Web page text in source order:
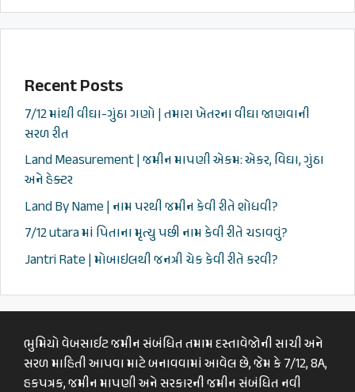
Recent Posts
7/12 માંથી વીઘા-ગુંઠા ગણો | તમારા ખેતરના વીઘા જાણવાની
સરળ રીત
Land Measurement | જમીન માપણી એકમ: એકર, વિઘા, ગુંઠા
અને હેક્ટર
Land By Name | નામ પરથી જમીન કેવી રીતે શોધવી?
7/12 utara માં પિતાના મૃત્યુ પછી નામ કેવી રીતે ચડાવવું?
Jantri Rate | મોબાઇલથી જનત્રી ચેક કેવી રીતે કરવી?
ભુમિયો વેબસાઈટ જમીન સંબંધિત તમામ દસ્તાવેજોની સાચી અને
સરળ માહિતી આપવા માટે બનાવવામાં આવેલ છે, જેમ કે 7/12, 8A,
હકપત્રક, જમીન માપણી અને સરકારની જમીન સંબંધિત નવી